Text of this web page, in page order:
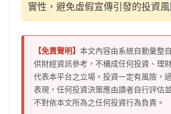
實性，避免虛假宣傳引發的投資風
【免責聲明】 本文內容由系統自動彙整
供財經資訊參考，不構成任何投資、理
代表本平台之立場。投資一定有風險，
表現，任何投資決策應由讀者自行評估
不對依本文所為之任何投資行為負責。